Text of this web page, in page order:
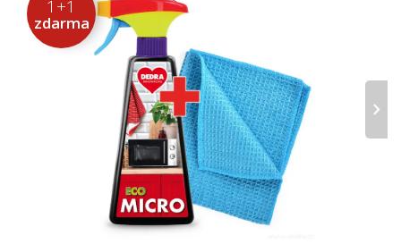
1+1
zdarma
›